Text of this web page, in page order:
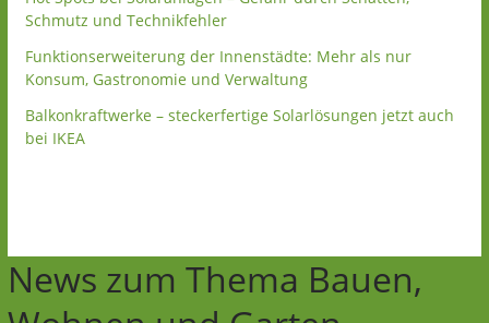
Schmutz und Technikfehler
Funktionserweiterung der Innenstädte: Mehr als nur
Konsum, Gastronomie und Verwaltung
Balkonkraftwerke – steckerfertige Solarlösungen jetzt auch
bei IKEA
News zum Thema Bauen,